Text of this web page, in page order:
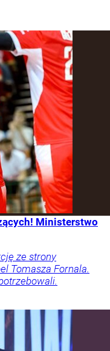
Ministerstwo
ze strony
Tomasza Fornala.